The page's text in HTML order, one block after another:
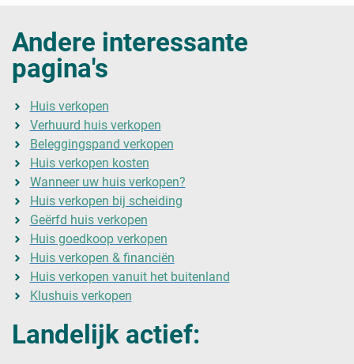
Andere interessante
pagina's
Huis verkopen
Verhuurd huis verkopen
Beleggingspand verkopen
Huis verkopen kosten
Wanneer uw huis verkopen?
Huis verkopen bij scheiding
Geërfd huis verkopen
Huis goedkoop verkopen
Huis verkopen & financiën
Huis verkopen vanuit het buitenland
Klushuis verkopen
Landelijk actief: